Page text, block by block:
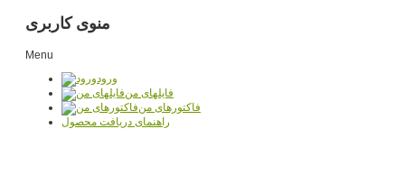
منوی کاربری
Menu
ورود
فایلهای من
فاکتورهای من
راهنمای دریافت محصول